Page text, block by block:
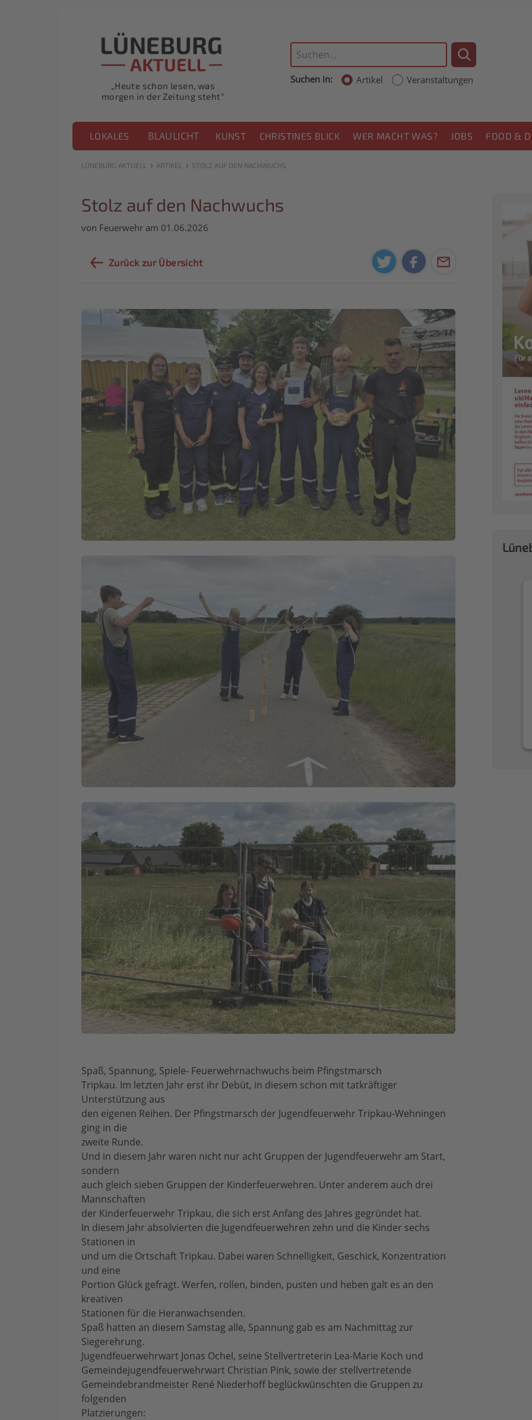
„Heute schon lesen, was
morgen in der Zeitung steht“
Suchen in: Artikel Veranstaltungen
LOKALES BLAULICHT KUNST CHRISTINES BLICK WER MACHT WAS? JOBS FOOD &
LÜNEBURG AKTUELL › ARTIKEL › STOLZ AUF DEN NACHWUCHS
Stolz auf den Nachwuchs
von Feuerwehr am 01.06.2026
Zurück zur Übersicht
Spaß, Spannung, Spiele- Feuerwehrnachwuchs beim Pfingstmarsch
Tripkau. Im letzten Jahr erst ihr Debüt, in diesem schon mit tatkräftiger
Unterstützung aus
den eigenen Reihen. Der Pfingstmarsch der Jugendfeuerwehr Tripkau-Wehningen
ging in die
zweite Runde.
Und in diesem Jahr waren nicht nur acht Gruppen der Jugendfeuerwehr am Start,
sondern
auch gleich sieben Gruppen der Kinderfeuerwehren. Unter anderem auch drei
Mannschaften
der Kinderfeuerwehr Tripkau, die sich erst Anfang des Jahres gegründet hat.
In diesem Jahr absolvierten die Jugendfeuerwehren zehn und die Kinder sechs
Stationen in
und um die Ortschaft Tripkau. Dabei waren Schnelligkeit, Geschick, Konzentration
und eine
Portion Glück gefragt. Werfen, rollen, binden, pusten und heben galt es an den
kreativen
Stationen für die Heranwachsenden.
Spaß hatten an diesem Samstag alle, Spannung gab es am Nachmittag zur
Siegerehrung.
Jugendfeuerwehrwart Jonas Ochel, seine Stellvertreterin Lea-Marie Koch und
Gemeindejugendfeuerwehrwart Christian Pink, sowie der stellvertretende
Gemeindebrandmeister René Niederhoff beglückwünschten die Gruppen zu
folgenden
Platzierungen: